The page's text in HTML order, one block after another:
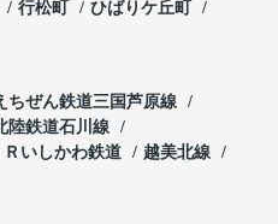
行松町
ひばりケ丘町
ちぜん鉄道三国芦原線
陸鉄道石川線
Ｒいしかわ鉄道
越美北線